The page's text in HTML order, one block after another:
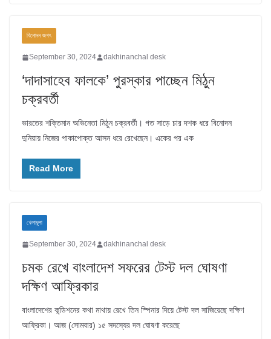
বিনোদন জগৎ
September 30, 2024 dakhinanchal desk
‘দাদাসাহেব ফালকে’ পুরস্কার পাচ্ছেন মিঠুন
চক্রবর্তী
ভারতের শক্তিমান অভিনেতা মিঠুন চক্রবর্তী। গত সাড়ে চার দশক ধরে বিনোদন
দুনিয়ায় নিজের পাকাপোক্ত আসন ধরে রেখেছেন। একের পর এক
Read More
খেলাধুলা
September 30, 2024 dakhinanchal desk
চমক রেখে বাংলাদেশ সফরের টেস্ট দল ঘোষণা
দক্ষিণ আফ্রিকার
বাংলাদেশের কন্ডিশনের কথা মাথায় রেখে তিন স্পিনার দিয়ে টেস্ট দল সাজিয়েছে দক্ষিণ
আফ্রিকা। আজ (সোমবার) ১৫ সদস্যের দল ঘোষণা করেছে